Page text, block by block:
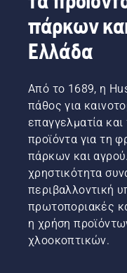
πάρκων
Ελλάδα
Από το 1689, η
πάθος για
επαγγελματία και
προϊόντα για τη
πάρκων και
χρηστικότητα
περιβαλλοντική
πρωτοποριακές
η χρήση
χλοοκοπτικών.